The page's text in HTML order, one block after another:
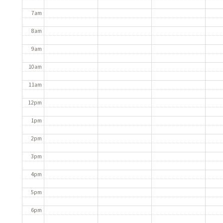
7am
8am
9am
10am
11am
12pm
1pm
2pm
3pm
4pm
5pm
6pm